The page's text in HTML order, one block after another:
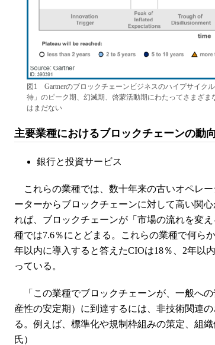
図1 Gartnerのブロックチェーンビジネスのハイプサイクル
待」のピーク期、幻滅期、啓蒙活動期にわたってさまざ
はまだない
主要業種におけるブロックチェーンの動向
銀行と投資サービス
これらの業種では、数十年来の古いオペレ
ーターからブロックチェーンに対して高い関
れば、ブロックチェーンが「市場の流れを変
種では7.6％にとどまる。これらの業種で何ら
年以内に導入すると答えたCIOは18％、2年以
っている。
「この業種でブロックチェーンが、一般への
産性の安定期）に到達するには、非技術関連
る。例えば、標準化や規制枠組みの策定、組
氏）